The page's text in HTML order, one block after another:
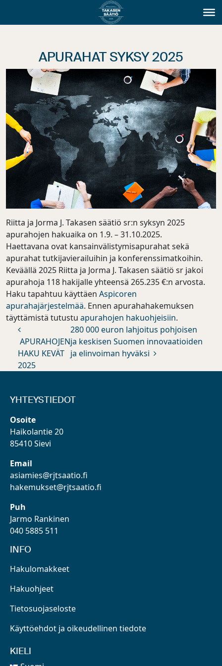
APURAHAT SYKSY 2025
Riitta ja Jorma J. Takasen säätiö sr:n syksyn 2025
apurahojen hakuaika on 1.9. – 31.10.2025.
Haettavana ovat kansainvälistymisapurahat sekä
apurahat tutkijavierailuihin ja konferenssimatkoihin.
Keväällä 2025 Riitta ja Jorma J. Takasen säätiö sr jakoi
apurahoja 118 hakijalle yhteensä 265.235 €:n arvosta.
Haku tapahtuu käyttäen Aspicoren
apurahajärjestelmää. Ennen apurahahakemuksen
täyttämistä tutustu apurahojen hakuohjeisiin.
Artikkelien selaus
APURAHOJEN
HAKU KEVÄT
2025
280 000 euron lahjoitus pohjoisen
ja keskisen Suomen innovaatioiden
ja elinvoiman hyväksi
YHTEYSTIEDOT
Osoite
Haikolantie 20
85410 Sievi
Email
asiamies@rjtsaatio.fi
hakemukset@rjtsaatio.fi
Puh
Jarmo Rankinen
040 5885 511
INFO
Hakulomakkeet
Hakuohjeet
Tietosuojaseloste
Käyttöehdot ja oikeudellinen tiedote
KIELI